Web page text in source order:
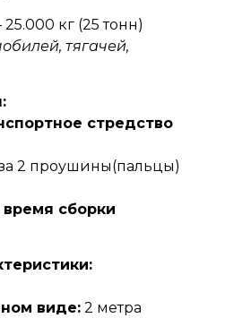
25.000 кг (25 тонн)
тягачей,
стредство
2 проушины(пальцы)
сборки
виде: 2 метра